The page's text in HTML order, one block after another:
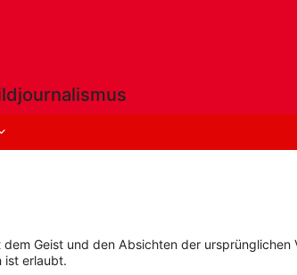
Geist und den Absichten der ursprünglichen
ist erlaubt.